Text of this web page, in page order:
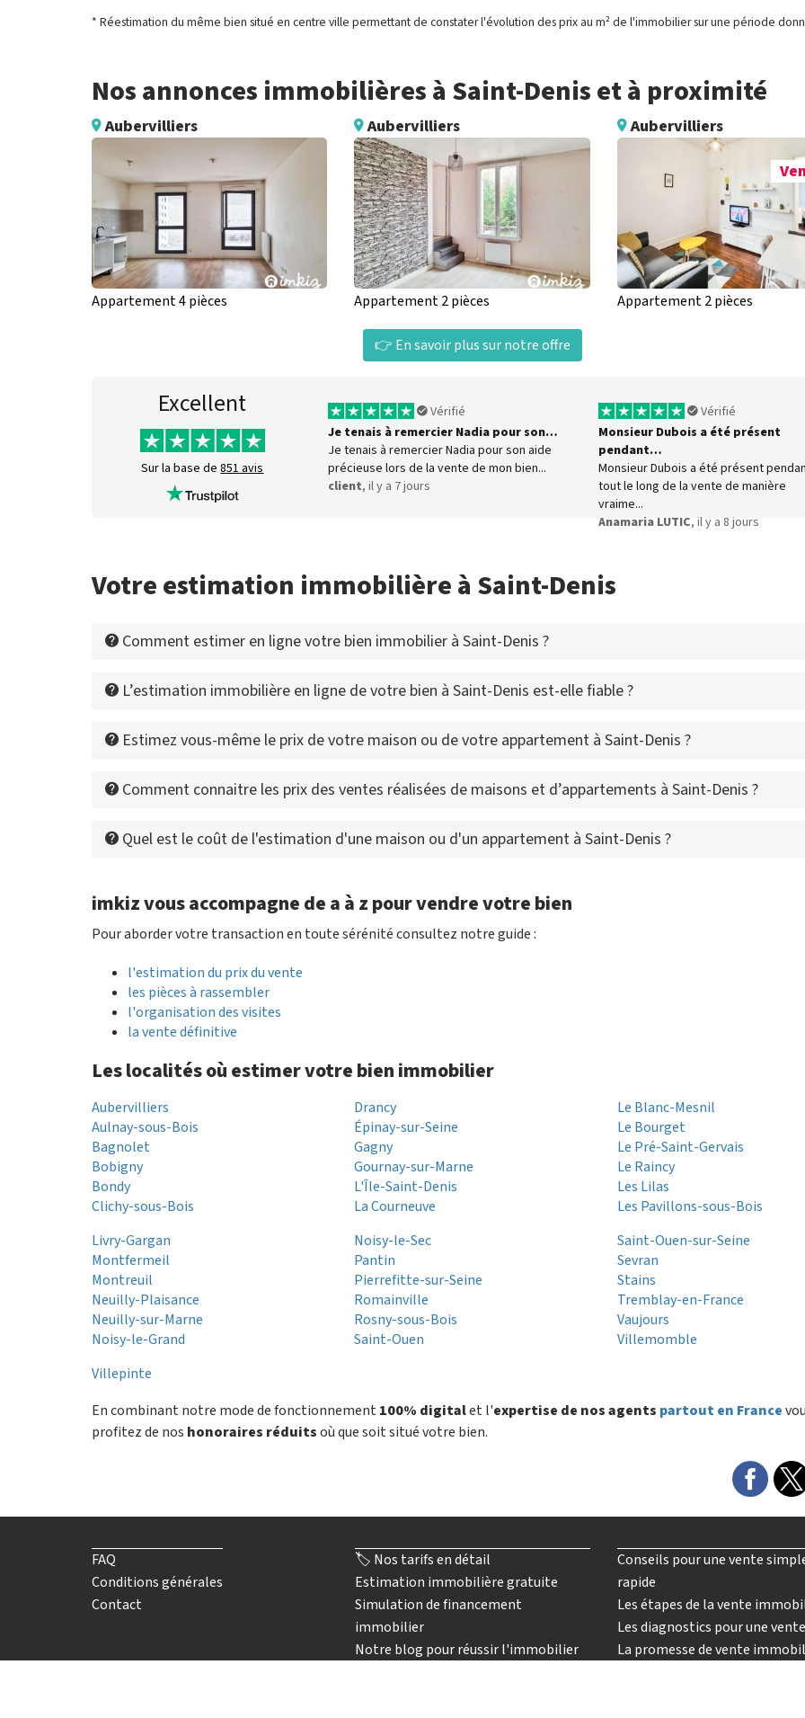
* Réestimation du même bien situé en centre ville permettant de constater l'évolution des prix au m² de l'immobilier sur une période
Nos annonces immobilières à Saint-Denis et à proximité
Aubervilliers
Appartement 4 pièces
Aubervilliers
Appartement 2 pièces
Aubervilliers
Appartement 2 pièces
👉 En savoir plus sur notre offre
Excellent
Sur la base de851 avis
Vérifié
Je tenais à remercier Nadia pour son…
Je tenais à remercier Nadia pour son aide
précieuse lors de la vente de mon bien...
client, il y a 7 jours
Vérifié
Monsieur Dubois a été présent
pendant…
Monsieur Dubois a été présent
tout le long de la vente de manière
vraime...
Anamaria LUTIC, il y a 8 jours
Votre estimation immobilière à Saint-Denis
Comment estimer en ligne votre bien immobilier à Saint-Denis ?
L’estimation immobilière en ligne de votre bien à Saint-Denis est-elle fiable ?
Estimez vous-même le prix de votre maison ou de votre appartement à Saint-Denis ?
Comment connaitre les prix des ventes réalisées de maisons et d’appartements à Saint-Denis ?
Quel est le coût de l'estimation d'une maison ou d'un appartement à Saint-Denis ?
imkiz vous accompagne de a à z pour vendre votre bien
Pour aborder votre transaction en toute sérénité consultez notre guide :
l'estimation du prix du vente
les pièces à rassembler
l'organisation des visites
la vente définitive
Les localités où estimer votre bien immobilier
Aubervilliers
Aulnay-sous-Bois
Bagnolet
Bobigny
Bondy
Clichy-sous-Bois
Drancy
Épinay-sur-Seine
Gagny
Gournay-sur-Marne
L'Île-Saint-Denis
La Courneuve
Le Blanc-Mesnil
Le Bourget
Le Pré-Saint-Gervais
Le Raincy
Les Lilas
Les Pavillons-sous-Bois
Livry-Gargan
Montfermeil
Montreuil
Neuilly-Plaisance
Neuilly-sur-Marne
Noisy-le-Grand
Noisy-le-Sec
Pantin
Pierrefitte-sur-Seine
Romainville
Rosny-sous-Bois
Saint-Ouen
Saint-Ouen-sur-Seine
Sevran
Stains
Tremblay-en-France
Vaujours
Villemomble
Villepinte
En combinant notre mode de fonctionnement 100% digitalet l'expertise de nos agents partout en France
profitez de nos honoraires réduitsoù que soit situé votre bien.
FAQ
Conditions générales
Contact
🏷️ Nos tarifs en détail
Estimation immobilière gratuite
Simulation de financement
immobilier
Notre blog pour réussir l'immobilier
Conseils pour une vente
rapide
Les étapes de la vente
Les diagnostics pour une vente
La promesse de vente